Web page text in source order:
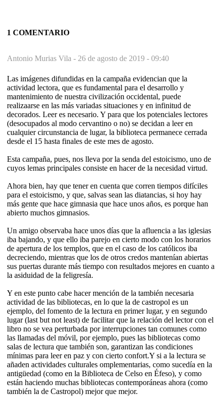
1 COMENTARIO
Antonio Murias Vila - 26 de agosto de 2019 - 09:40
Las imágenes difundidas en la campaña evidencian que la
actividad lectora, que es fundamental para el desarrollo y
mantenimiento de nuestra civilización occidental, puede
realizaarse en las más variadas situaciones y en infinitud de
decorados. Leer es necesario. Y para que los potenciales lectores
(desocupados al modo cervantino o no) se decidan a leer en
cualquier circunstancia de lugar, la biblioteca permanece cerrada
desde el 15 hasta finales de este mes de agosto.
Esta campaña, pues, nos lleva por la senda del estoicismo, uno de
cuyos lemas principales consiste en hacer de la necesidad virtud.
Ahora bien, hay que tener en cuenta que corren tiempos difíciles
para el estoicismo, y que, salvas sean las diatancias, si hoy hay
más gente que hace gimnasia que hace unos años, es porque han
abierto muchos gimnasios.
Un amigo observaba hace unos días que la afluencia a las iglesias
iba bajando, y que ello iba parejo en cierto modo con los horarios
de apertura de los templos, que en el caso de los católicos iba
decreciendo, mientras que los de otros credos mantenían abiertas
sus puertas durante más tiempo con resultados mejores en cuanto a
la asiduidad de la feligresía.
Y en este punto cabe hacer mención de la también necesaria
actividad de las bibliotecas, en lo que la de castropol es un
ejemplo, del fomento de la lectura en primer lugar, y en segundo
lugar (last but not least) de facilitar que la relación del lector con el
libro no se vea perturbada por interrupciones tan comunes como
las llamadas del móvil, por ejemplo, pues las bibliotecas como
salas de lectura que también son, garantizan las condiciones
mínimas para leer en paz y con cierto confort.Y si a la lectura se
añaden actividades culturales omplementarias, como sucedía en la
antigüedad (como en la Biblioteca de Celso en Éfeso), y como
están haciendo muchas bibliotecas contemporáneas ahora (como
también la de Castropol) mejor que mejor.